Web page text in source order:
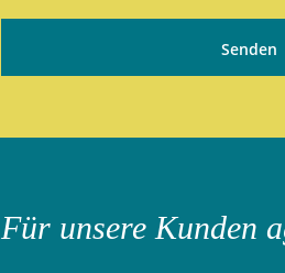
Für unsere Kunden